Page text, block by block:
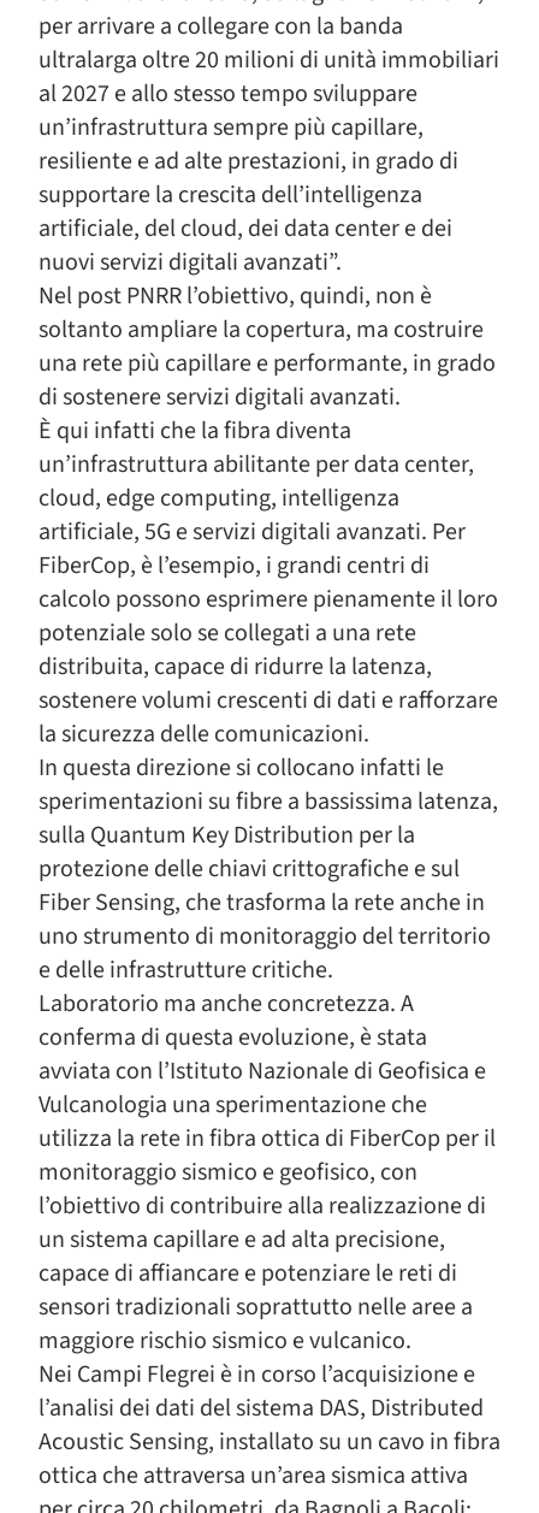
per arrivare a collegare con la banda
ultralarga oltre 20 milioni di unità immobiliari
al 2027 e allo stesso tempo sviluppare
un’infrastruttura sempre più capillare,
resiliente e ad alte prestazioni, in grado di
supportare la crescita dell’intelligenza
artificiale, del cloud, dei data center e dei
nuovi servizi digitali avanzati”.
Nel post PNRR l’obiettivo, quindi, non è
soltanto ampliare la copertura, ma costruire
una rete più capillare e performante, in grado
di sostenere servizi digitali avanzati.
È qui infatti che la fibra diventa
un’infrastruttura abilitante per data center,
cloud, edge computing, intelligenza
artificiale, 5G e servizi digitali avanzati. Per
FiberCop, è l’esempio, i grandi centri di
calcolo possono esprimere pienamente il loro
potenziale solo se collegati a una rete
distribuita, capace di ridurre la latenza,
sostenere volumi crescenti di dati e rafforzare
la sicurezza delle comunicazioni.
In questa direzione si collocano infatti le
sperimentazioni su fibre a bassissima latenza,
sulla Quantum Key Distribution per la
protezione delle chiavi crittografiche e sul
Fiber Sensing, che trasforma la rete anche in
uno strumento di monitoraggio del territorio
e delle infrastrutture critiche.
Laboratorio ma anche concretezza. A
conferma di questa evoluzione, è stata
avviata con l’Istituto Nazionale di Geofisica e
Vulcanologia una sperimentazione che
utilizza la rete in fibra ottica di FiberCop per il
monitoraggio sismico e geofisico, con
l’obiettivo di contribuire alla realizzazione di
un sistema capillare e ad alta precisione,
capace di affiancare e potenziare le reti di
sensori tradizionali soprattutto nelle aree a
maggiore rischio sismico e vulcanico.
Nei Campi Flegrei è in corso l’acquisizione e
l’analisi dei dati del sistema DAS, Distributed
Acoustic Sensing, installato su un cavo in fibra
ottica che attraversa un’area sismica attiva